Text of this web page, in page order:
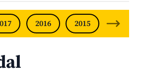
2016 2015 2014